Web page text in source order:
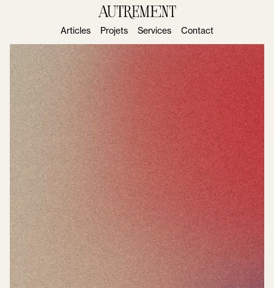
Articles Projets Services Contact